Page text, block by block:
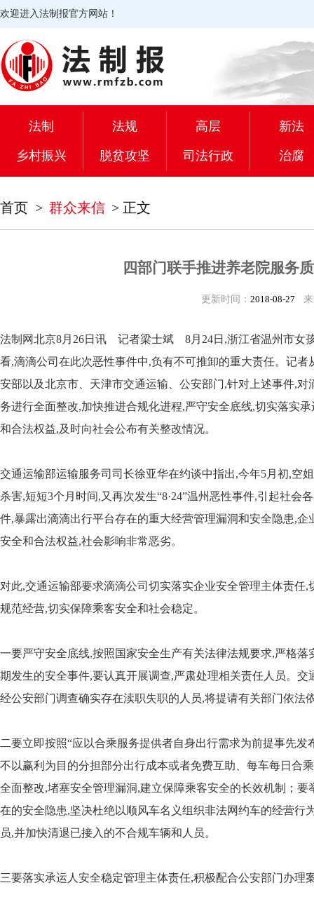
欢迎进入法制报官方网站！
法制 法规 高层 新法
乡村振兴 脱贫攻坚 司法行政 治腐
首页 > 群众来信 > 正文
四部门联手推进养老院服务
更新时间： 2018-08-27
法制网北京8月26日讯 记者梁士斌 8月24日,浙江省温州市女
看,滴滴公司在此次恶性事件中,负有不可推卸的重大责任。记
安部以及北京市、天津市交通运输、公安部门,针对上述事件,
务进行全面整改,加快推进合规化进程,严守安全底线,切实落实
和合法权益,及时向社会公布有关整改情况。
交通运输部运输服务司司长徐亚华在约谈中指出,今年5月初,空
杀害,短短3个月时间,又再次发生“8·24”温州恶性事件,引起社会
件,暴露出滴滴出行平台存在的重大经营管理漏洞和安全隐患,
安全和合法权益,社会影响非常恶劣。
对此,交通运输部要求滴滴公司切实落实企业安全管理主体责任
规范经营,切实保障乘客安全和社会稳定。
一要严守安全底线,按照国家安全生产有关法律法规要求,严格
期发生的安全事件,要认真开展调查,严肃处理相关责任人员。
经公安部门调查确实存在渎职失职的人员,将提请有关部门依法
二要立即按照“应以合乘服务提供者自身出行需求为前提事先
不以赢利为目的分担部分出行成本或者免费互助、每车每日合
全面整改,堵塞安全管理漏洞,建立保障乘客安全的长效机制；
在的安全隐患,坚决杜绝以顺风车名义组织非法网约车的经营行
员,并加快清退已接入的不合规车辆和人员。
三要落实承运人安全稳定管理主体责任,积极配合公安部门办理